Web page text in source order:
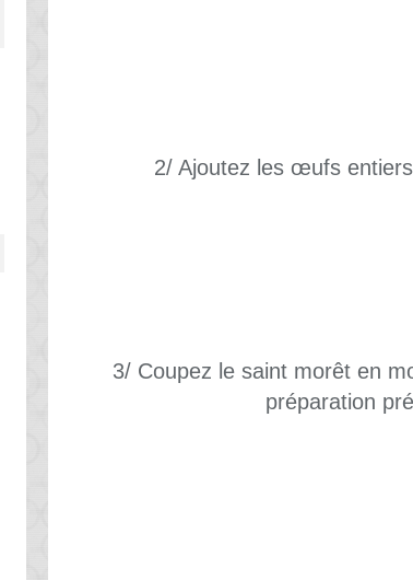
2/ Ajoutez les œufs
3/ Coupez le saint morêt en
préparation